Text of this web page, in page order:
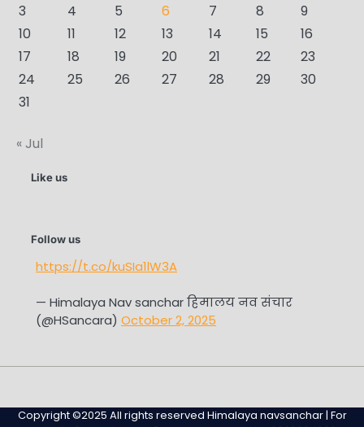
3
4 5 6 7 8
9
10
11 12 13 14 15
16
17
18 19 20 21 22
23
24
25 26 27 28 29
30
31
« Jul
Like us
Follow us
https://t.co/kuSIa1lW3A
— Himalaya Nav sanchar हिमालय नव संचार
(@HSancara) October 2, 2025
(no
Policy
Page
Page
Copyright ©2025 All rights reserved Himalaya navsanchar | For